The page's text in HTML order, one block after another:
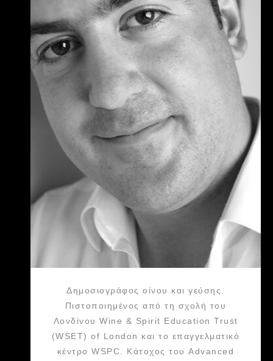
Δημοσιογράφος οίνου και γεύσης.
Πιστοποιημένος από τη σχολή του
Λονδίνου Wine & Spirit Education Trust
(WSET) of London και το επαγγελματικό
κέντρο WSPC. Κάτοχος του Advanced